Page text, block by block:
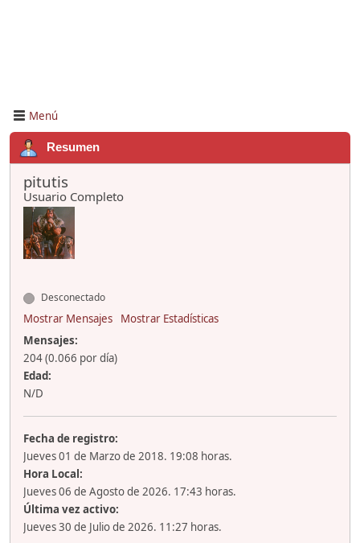
Menú
Resumen
pitutis
Usuario Completo
Desconectado
Mostrar Mensajes
Mostrar Estadísticas
Mensajes:
204 (0.066 por día)
Edad:
N/D
Fecha de registro:
Jueves 01 de Marzo de 2018. 19:08 horas.
Hora Local:
Jueves 06 de Agosto de 2026. 17:43 horas.
Última vez activo:
Jueves 30 de Julio de 2026. 11:27 horas.